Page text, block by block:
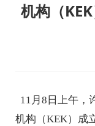
机构（
11 月 8 日上午，
机构 （KEK） 成